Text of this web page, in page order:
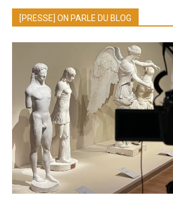
[PRESSE] ON PARLE DU BLOG